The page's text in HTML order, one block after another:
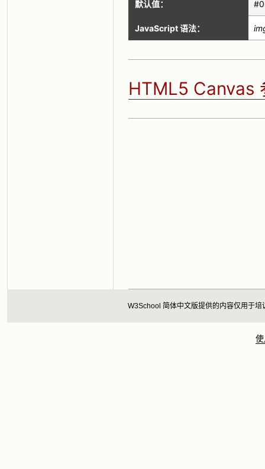
默认值：
JavaScript 语法：
HTML5 Canvas
W3School 简体中文版提供的内容仅用于